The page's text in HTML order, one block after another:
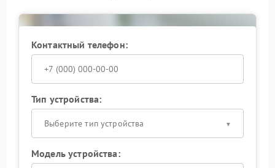
Контактный телефон:
Тип устройства:
Выберите тип устройства
Модель устройства: